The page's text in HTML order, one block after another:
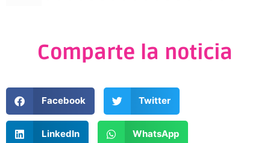
Comparte la noticia
Facebook Twitter
LinkedIn WhatsApp